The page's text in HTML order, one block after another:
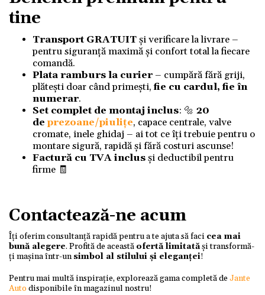
tine
Transport GRATUITși verificare la livrare –
pentru siguranță maximă și confort total la fiecare
comandă.
Plata ramburs la curier– cumpără fără griji,
plătești doar când primești,fie cu cardul, fie în
numerar.
Set complet de montaj inclus: 🔩 20
deprezoane/piulițe, capace centrale, valve
cromate, inele ghidaj – ai tot ce îți trebuie pentru o
montare sigură, rapidă și fără costuri ascunse!
Factură cu TVA inclusși deductibil pentru
firme 🧾
Contactează-ne acum
Îți oferim consultanță rapidă pentru a te ajuta să faci cea mai
bună alegere. Profită de această ofertă limitatăși transformă-
ți mașina într-unsimbol al stilului și eleganței!
Pentru mai multă inspirație, explorează gama completă deJante
Autodisponibile în magazinul nostru!